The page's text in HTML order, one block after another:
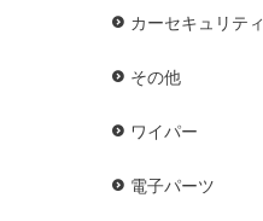
カーセキュリティ
その他
ワイパー
電子パーツ